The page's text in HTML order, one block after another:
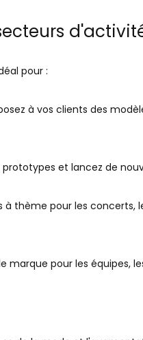
pour :
à vos clients des
et lancez de
à thème pour les concerts,
marque pour les équipes,